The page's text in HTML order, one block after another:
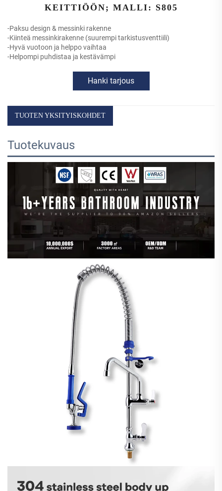
KEITTIÖÖN; MALLI: S805
-Paksu design & messinki rakenne
-Kiinteä messinkirakenne (suurempi tarkistusventtiili)
-Hyvä vuotoon ja helppo vaihtaa
-Helpompi puhdistaa ja kestävämpi
Hanki tarjous
TUOTEN YKSITYISKOHDET
Tuotekuvaus